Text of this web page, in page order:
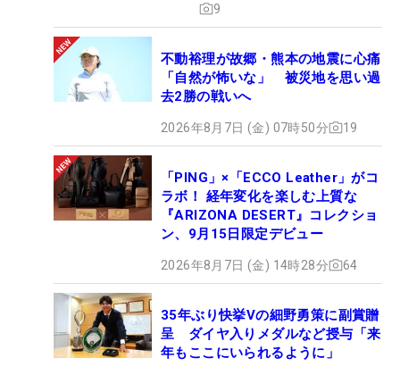
9
不動裕理が故郷・熊本の地震に心痛
「自然が怖いな」 被災地を思い過
去2勝の戦いへ
2026年8月7日 (金) 07時50分 19
「PING」×「ECCO Leather」がコ
ラボ！ 経年変化を楽しむ上質な
『ARIZONA DESERT』コレクショ
ン、9月15日限定デビュー
2026年8月7日 (金) 14時28分 64
35年ぶり快挙Vの細野勇策に副賞贈
呈 ダイヤ入りメダルなど授与「来
年もここにいられるように」